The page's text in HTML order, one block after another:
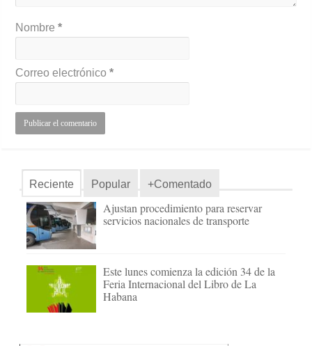
Nombre*
Correo electrónico*
Reciente Popular +Comentado
Ajustan procedimiento para reservar
servicios nacionales de transporte
Este lunes comienza la edición 34 de la
Feria Internacional del Libro de La
Habana